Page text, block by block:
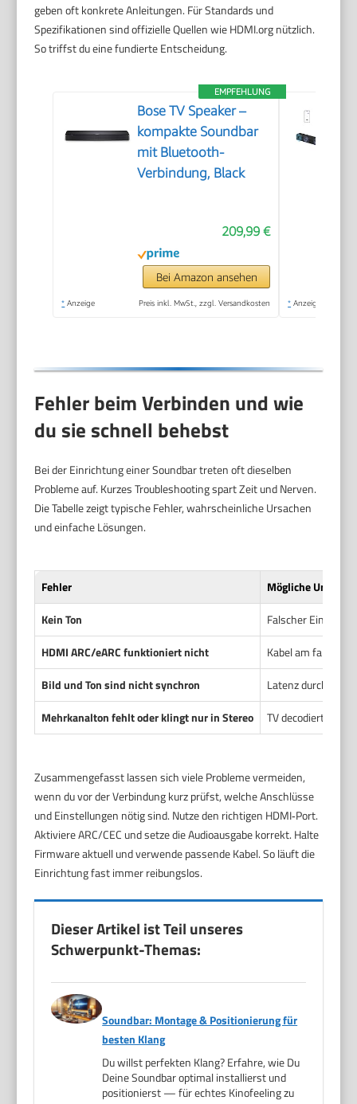
geben oft konkrete Anleitungen. Für Standards und
Spezifikationen sind offizielle Quellen wie HDMI.org nützlich.
So triffst du eine fundierte Entscheidung.
EMPFEHLUNG
Bose TV Speaker –
kompakte Soundbar
mit Bluetooth-
Verbindung, Black
209,99 €
Bei Amazon ansehen
* Anzeige Preis inkl. MwSt., zzgl. Versandkosten * Anzeige
Fehler beim Verbinden und wie
du sie schnell behebst
Bei der Einrichtung einer Soundbar treten oft dieselben
Probleme auf. Kurzes Troubleshooting spart Zeit und Nerven.
Die Tabelle zeigt typische Fehler, wahrscheinliche Ursachen
und einfache Lösungen.
Fehler
Mögliche Ursache
Kein Ton
Falscher
HDMI ARC/eARC funktioniert nicht
Kabel am
Bild und Ton sind nicht synchron
Latenz durch
Mehrkanalton fehlt oder klingt nur in Stereo
TV decodiert Ton
Zusammengefasst lassen sich viele Probleme vermeiden,
wenn du vor der Verbindung kurz prüfst, welche Anschlüsse
und Einstellungen nötig sind. Nutze den richtigen HDMI‑Port.
Aktiviere ARC/CEC und setze die Audioausgabe korrekt. Halte
Firmware aktuell und verwende passende Kabel. So läuft die
Einrichtung fast immer reibungslos.
Dieser Artikel ist Teil unseres
Schwerpunkt-Themas:
Soundbar: Montage & Positionierung für
besten Klang
Du willst perfekten Klang? Erfahre, wie Du
Deine Soundbar optimal installierst und
positionierst — für echtes Kinofeeling zu